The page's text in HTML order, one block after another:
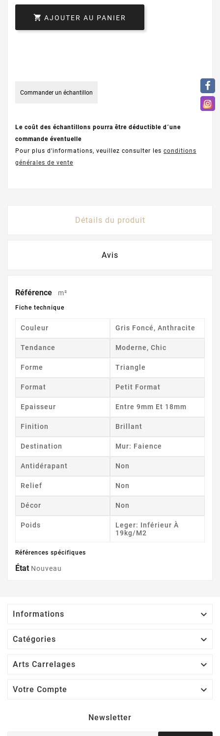
 AJOUTER AU PANIER
Commander un échantillon
Le coût des échantillons pourra être déductible d´une
commande éventuelle
Pour plus d'informations, veuillez consulter les conditions
générales de vente
Détails du produit
Avis
Référence m²
Fiche technique
Couleur Gris Foncé, Anthracite
Tendance Moderne, Chic
Forme Triangle
Format Petit Format
Epaisseur Entre 9mm Et 18mm
Finition Brillant
Destination Mur: Faience
Antidérapant Non
Relief Non
Décor Non
Poids
Leger: Inférieur À
19kg/m2
Références spécifiques
État Nouveau
Informations 
Catégories 
Arts Carrelages 
Votre Compte 
Newsletter